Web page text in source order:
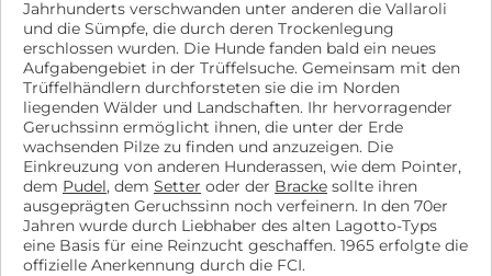
Jahrhunderts verschwanden unter anderen die Vallaroli
und die Sümpfe, die durch deren Trockenlegung
erschlossen wurden. Die Hunde fanden bald ein neues
Aufgabengebiet in der Trüffelsuche. Gemeinsam mit den
Trüffelhändlern durchforsteten sie die im Norden
liegenden Wälder und Landschaften. Ihr hervorragender
Geruchssinn ermöglicht ihnen, die unter der Erde
wachsenden Pilze zu finden und anzuzeigen. Die
Einkreuzung von anderen Hunderassen, wie dem Pointer,
dem Pudel, dem Setter oder der Bracke sollte ihren
ausgeprägten Geruchssinn noch verfeinern. In den 70er
Jahren wurde durch Liebhaber des alten Lagotto-Typs
eine Basis für eine Reinzucht geschaffen. 1965 erfolgte die
offizielle Anerkennung durch die FCI.